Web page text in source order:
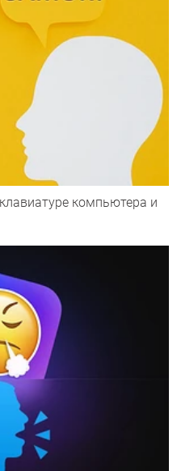
компьютера и